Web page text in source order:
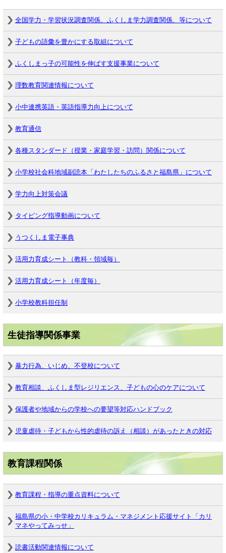
全国学力・学習状況調査関係、ふくしま学力調査関係、等について
子どもの語彙を豊かにする取組について
ふくしまっ子の可能性を伸ばす支援事業について
理数教育関連情報について
小中連携英語・英語指導力向上について
教育通信
各種スタンダード（授業・家庭学習・訪問）関係について
小学校社会科地域副読本「わたしたちのふるさと福島県」について
学力向上対策会議
タイピング指導動画について
うつくしま電子事典
活用力育成シート（教科・領域毎）
活用力育成シート（年度毎）
小学校教科担任制
生徒指導関係事業
暴力行為、いじめ、不登校について
教育相談、ふくしま型レジリエンス、子どもの心のケアについて
保護者や地域からの学校への要望等対応ハンドブック
児童虐待・子どもから性的虐待の訴え（相談）があったときの対応
教育課程関係
教育課程・指導の重点資料について
福島県の小・中学校カリキュラム・マネジメント応援サイト「カリ
マネやってみっせ」
読書活動関連情報について